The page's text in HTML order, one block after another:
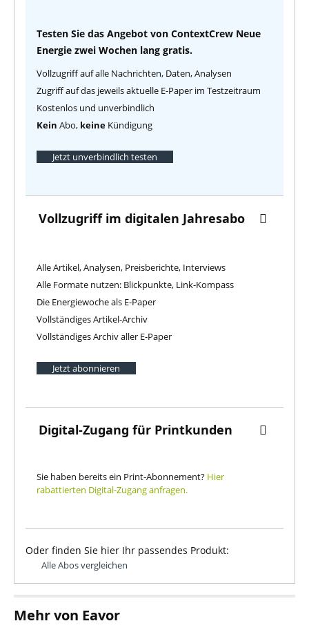
Testen Sie das Angebot von ContextCrew Neue
Energie zwei Wochen lang gratis.
Vollzugriff auf alle Nachrichten, Daten, Analysen
Zugriff auf das jeweils aktuelle E-Paper im Testzeitraum
Kostenlos und unverbindlich
Kein Abo, keine Kündigung
Jetzt unverbindlich testen
Vollzugriff im digitalen Jahresabo
Alle Artikel, Analysen, Preisberichte, Interviews
Alle Formate nutzen: Blickpunkte, Link-Kompass
Die Energiewoche als E-Paper
Vollständiges Artikel-Archiv
Vollständiges Archiv aller E-Paper
Jetzt abonnieren
Digital-Zugang für Printkunden
Sie haben bereits ein Print-Abonnement? Hier
rabattierten Digital-Zugang anfragen.
Oder finden Sie hier Ihr passendes Produkt:
Alle Abos vergleichen
Mehr von Eavor